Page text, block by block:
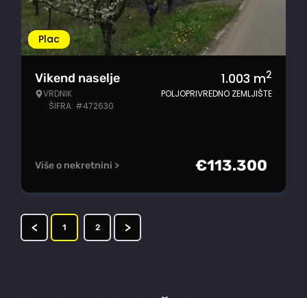
Plac
Vikend naselje
VRDNIK
ŠIFRA: #472630
1.003 m2
POLJOPRIVREDNO ZEMLJIŠTE
Više o nekretnini > €113.300
< 1 2 >